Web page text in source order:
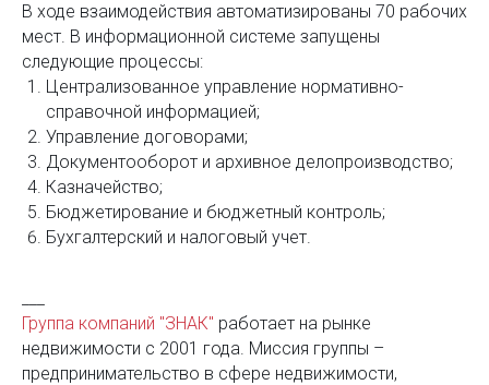
В ходе взаимодействия автоматизированы 70 рабочих
мест. В информационной системе запущены
следующие процессы:
Централизованное управление нормативно-
справочной информацией;
Управление договорами;
Документооборот и архивное делопроизводство;
Казначейство;
Бюджетирование и бюджетный контроль;
Бухгалтерский и налоговый учет.
Группа компаний "ЗНАК" работает на рынке
недвижимости с 2001 года. Миссия группы –
предпринимательство в сфере недвижимости,